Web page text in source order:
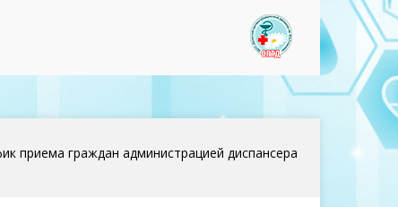
приема граждан администрацией диспансера